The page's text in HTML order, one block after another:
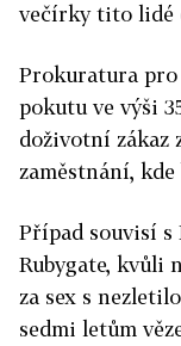
večírky tito lidé
Prokuratura pro
pokutu ve výši
doživotní zákaz
zaměstnání,
Případ souvisí s
Rubygate, kvůli
za sex s
sedmi letům